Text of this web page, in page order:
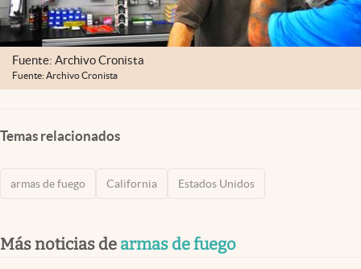
Fuente: Archivo Cronista
Fuente: Archivo Cronista
Temas relacionados
armas de fuego California Estados Unidos
Más noticias de armas de fuego